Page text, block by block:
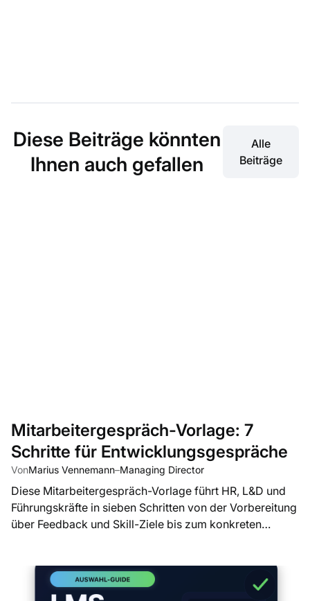
Diese Beiträge könnten
Ihnen auch gefallen
Alle
Beiträge
Mitarbeitergespräch-Vorlage: 7
Schritte für Entwicklungsgespräche
VonMarius Vennemann–Managing Director
Diese Mitarbeitergespräch-Vorlage führt HR, L&D und
Führungskräfte in sieben Schritten von der Vorbereitung
über Feedback und Skill-Ziele bis zum konkreten